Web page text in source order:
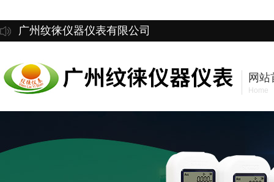
广州纹徕仪器仪表有限公司
网站
Home